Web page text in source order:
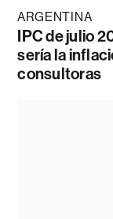
ARGENTINA
IPC de julio
sería la
consultoras